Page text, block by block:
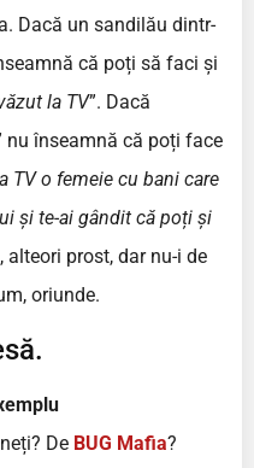
Dacă un sandilău dintr-
că poți să faci și
la TV”. Dacă
nu înseamnă că poți face
TV o femeie cu bani care
și te-ai gândit că poți și
alteori prost, dar nu-i de
oriunde.
De BUG Mafia?